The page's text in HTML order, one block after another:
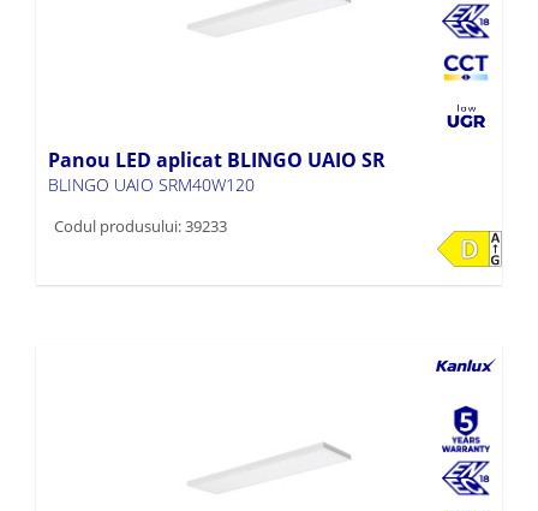
Panou LED aplicat BLINGO UAIO SR
BLINGO UAIO SRM40W120
Codul produsului: 39233